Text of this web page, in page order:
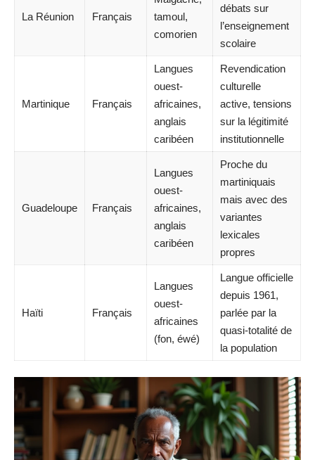
La Réunion Français
tamoul,
comorien
débats sur
l’enseignement
scolaire
Martinique Français
Langues
ouest-
africaines,
anglais
caribéen
Revendication
culturelle
active, tensions
sur la légitimité
institutionnelle
Guadeloupe Français
Langues
ouest-
africaines,
anglais
caribéen
Proche du
martiniquais
mais avec des
variantes
lexicales
propres
Haïti Français
Langues
ouest-
africaines
(fon, éwé)
Langue officielle
depuis 1961,
parlée par la
quasi-totalité de
la population